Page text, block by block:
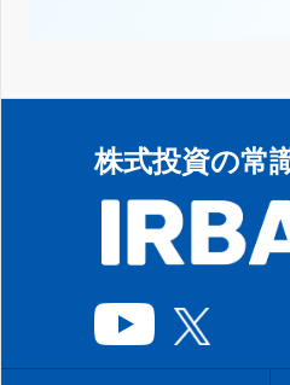
株式投資の常